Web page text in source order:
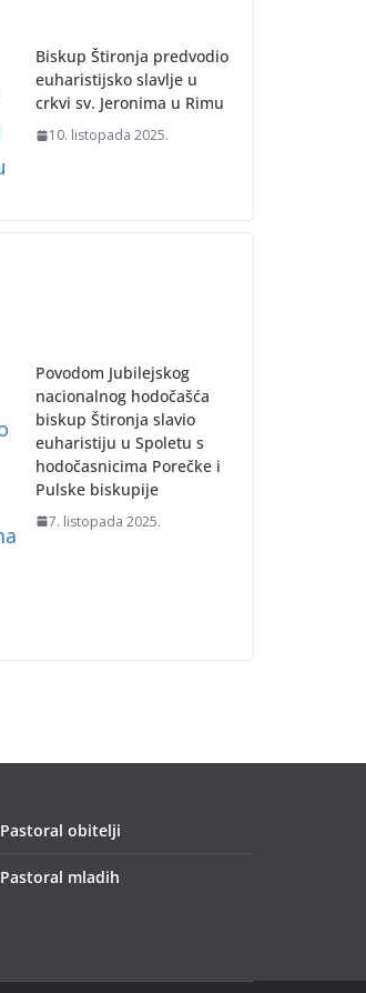
Biskup Štironja predvodio
euharistijsko slavlje u
crkvi sv. Jeronima u Rimu
10. listopada 2025.
Povodom Jubilejskog
nacionalnog hodočašća
biskup Štironja slavio
euharistiju u Spoletu s
hodočasnicima Porečke i
Pulske biskupije
7. listopada 2025.
Pastoral obitelji
Pastoral mladih